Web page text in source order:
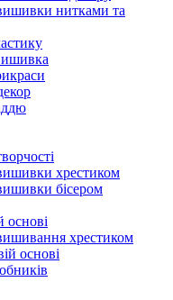
нитками та
хрестиком
бісером
основі
хрестиком
основі